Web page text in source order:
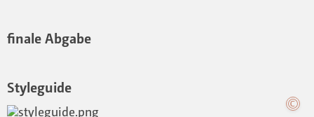
finale Abgabe
Styleguide